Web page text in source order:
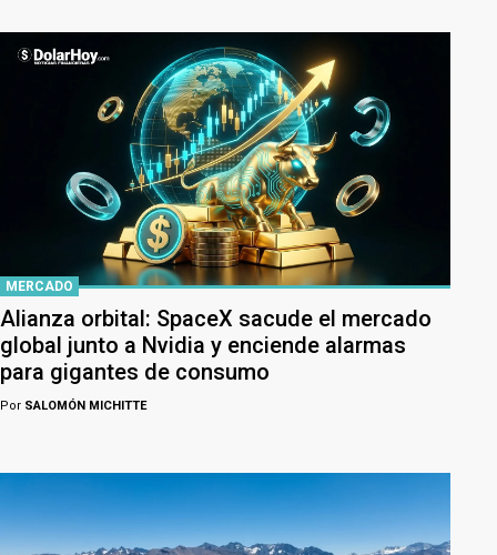
MERCADO
Alianza orbital: SpaceX sacude el mercado
global junto a Nvidia y enciende alarmas
para gigantes de consumo
Por SALOMÓN MICHITTE